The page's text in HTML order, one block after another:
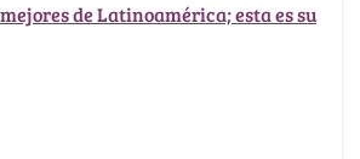
de Latinoamérica; esta es su